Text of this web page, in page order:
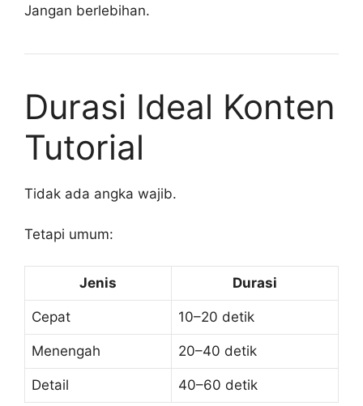
Jangan berlebihan.
Durasi Ideal Konten
Tutorial
Tidak ada angka wajib.
Tetapi umum:
Jenis Durasi
Cepat 10–20 detik
Menengah 20–40 detik
Detail 40–60 detik